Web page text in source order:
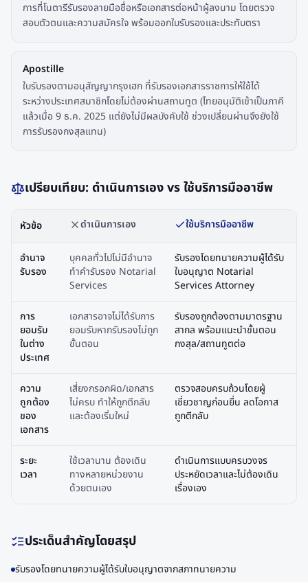
การที่โนตารีรับรองลายมือชื่อหรือเอกสารต่อหน้าผู้ลงนาม โดยตรวจ
สอบตัวตนและความสมัครใจ พร้อมออกใบรับรองและประทับตรา
Apostille
ใบรับรองตามอนุสัญญากรุงเฮก ที่รับรองเอกสารราชการให้ใช้ได้
ระหว่างประเทศสมาชิกโดยไม่ต้องผ่านสถานทูต (ไทยอนุมัติเข้าเป็นภาคี
แล้วเมื่อ 9 ธ.ค. 2025 แต่ยังไม่มีผลบังคับใช้ ช่วงเปลี่ยนผ่านจึงยังใช้
การรับรองกงสุลแทน)
เปรียบเทียบ: ดำเนินการเอง vs ใช้บริการมืออาชีพ
หัวข้อ ดำเนินการเอง ใช้บริการมืออาชีพ
อำนาจ
รับรอง
บุคคลทั่วไปไม่มีอำนาจ
ทำคำรับรอง Notarial
Services
รับรองโดยทนายความผู้ได้รับ
ใบอนุญาต Notarial
Services Attorney
การ
ยอมรับ
ในต่าง
ประเทศ
เอกสารอาจไม่ได้รับการ
ยอมรับหากรับรองไม่ถูก
ขั้นตอน
รับรองถูกต้องตามมาตรฐาน
สากล พร้อมแนะนำขั้นตอน
กงสุล/สถานทูตต่อ
ความ
ถูกต้อง
ของ
เอกสาร
เสี่ยงกรอกผิด/เอกสาร
ไม่ครบ ทำให้ถูกตีกลับ
และต้องเริ่มใหม่
ตรวจสอบครบถ้วนโดยผู้
เชี่ยวชาญก่อนยื่น ลดโอกาส
ถูกตีกลับ
ระยะ
เวลา
ใช้เวลานาน ต้องเดิน
ทางหลายหน่วยงาน
ด้วยตนเอง
ดำเนินการแบบครบวงจร
ประหยัดเวลาและไม่ต้องเดิน
เรื่องเอง
ประเด็นสำคัญโดยสรุป
รับรองโดยทนายความผู้ได้รับใบอนุญาตจากสภาทนายความ